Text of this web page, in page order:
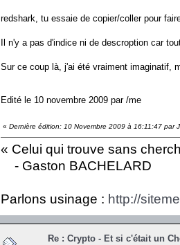
redshark, tu essaie de copier/coller pour
Il n'y a pas d'indice ni de descroption car
Sur ce coup là, j'ai été vraiment imaginatif,
Edité le 10 novembre 2009 par /me
« Dernière édition: 10 Novembre 2009 à 16:11:47 par
« Celui qui trouve sans
- Gaston BACHELARD
Parlons usinage : http://
Re : Crypto - Et si c'était un